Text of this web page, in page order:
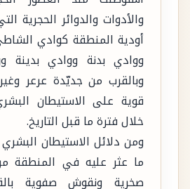
والأدوات والدوائر الحجرية
أودية المنطقة كوادي
ووادي بدنة ووادي بدينة
وبالقرب من جديّدة عرعر
قوية على الاستيطان
خلال فترة ما قبل التاريخ.
ومن دلائل الاستيطان
ما عثر عليه في المنطقة
صخرية ونقوش صفوية